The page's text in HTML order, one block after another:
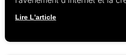
Lire L'article